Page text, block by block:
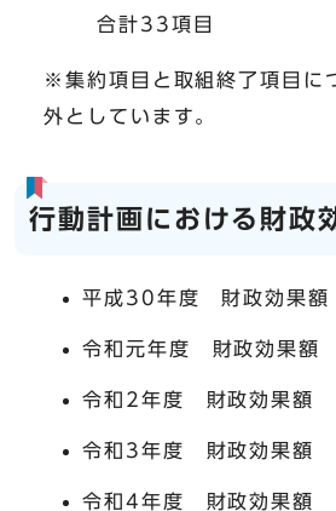
合計33項目
※集約項目と取組終了項目に
外としています。
行動計画における財政
平成30年度 財政効果
令和元年度 財政効果
令和2年度 財政効果額
令和3年度 財政効果額
令和4年度 財政効果額